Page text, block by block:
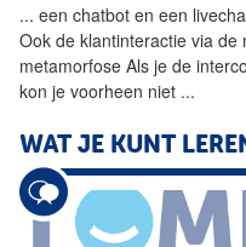
... een chatbot en een
Ook de klantinteractie via
metamorfose Als je de
kon je voorheen niet ...
WAT JE KUNT